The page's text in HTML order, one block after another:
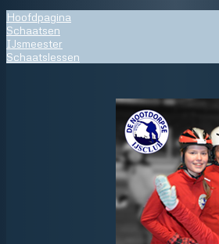
Hoofdpagina
Schaatsen
IJsmeester
Schaatslessen